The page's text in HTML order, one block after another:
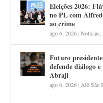
Eleições 2026:
no PL com
ao crime
ago 6, 2026|Notícias ,
Futuro
defende diálogo
Abraji
ago 6, 2026| Alô São